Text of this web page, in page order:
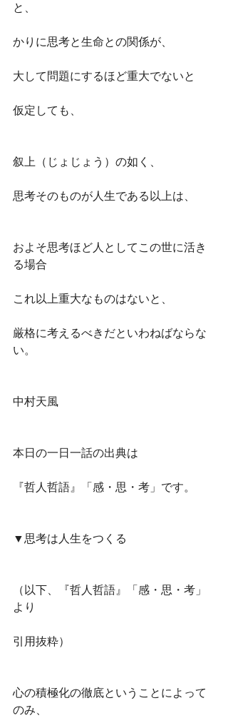
と、
かりに思考と生命との関係が、
大して問題にするほど重大でないと
仮定しても、
叙上（じょじょう）の如く、
思考そのものが人生である以上は、
およそ思考ほど人としてこの世に活き
る場合
これ以上重大なものはないと、
厳格に考えるべきだといわねばならな
い。
中村天風
本日の一日一話の出典は
『哲人哲語』「感・思・考」です。
▼思考は人生をつくる
（以下、『哲人哲語』「感・思・考」
より
引用抜粋）
心の積極化の徹底ということによって
のみ、